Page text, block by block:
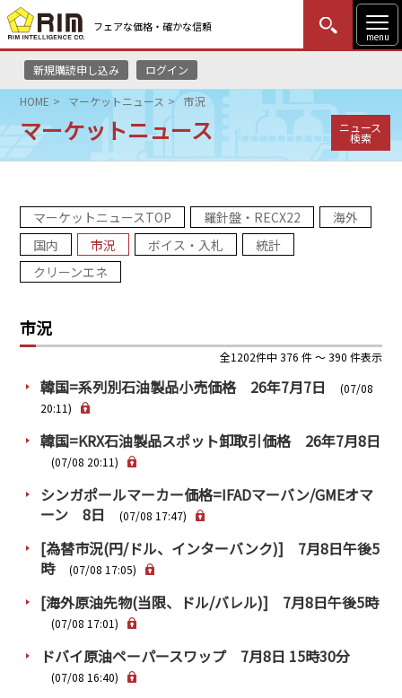
フェアな価格・確かな信頼
menu
新規購読申し込み ログイン
MENU
はじめての方
HOME
リムレポート
メソドロジー
コンサルティング
PRA原則
Q & A
お問い合わせ
サイトマップ
採用情報
Rim Energy Media(韓国語)
HOME マーケットニュース 市況
マーケットニュース ニュース
検索
マーケットニュースTOP 羅針盤・RECX22
海外
国内
市況 ボイス・入札
統計
クリーンエネ
市況
全1202件中 376 件 ～ 390 件表示
韓国=系列別石油製品小売価格 26年7月7日
(07/08
20:11)
韓国=KRX石油製品スポット卸取引価格 26年7月8日
(07/08 20:11)
シンガポールマーカー価格=IFADマーバン/GMEオマ
ーン 8日
(07/08 17:47)
[為替市況(円/ドル、インターバンク)] 7月8日午後5
時
(07/08 17:05)
[海外原油先物(当限、ドル/バレル)] 7月8日午後5時
(07/08 17:01)
ドバイ原油ペーパースワップ 7月8日 15時30分
(07/08 16:40)